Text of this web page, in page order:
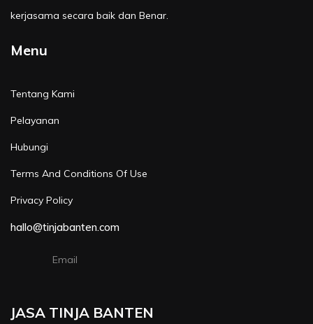
kerjasama secara baik dan Benar.
Menu
Tentang Kami
Pelayanan
Hubungi
Terms And Conditions Of Use
Privacy Policy
hallo@tinjabanten.com
Email
JASA TINJA BANTEN